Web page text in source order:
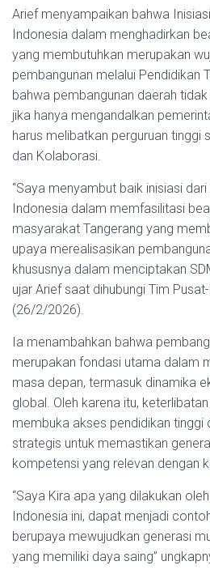
Arief menyampaikan bahwa
Indonesia dalam menghadirkan
yang membutuhkan merupakan
pembangunan melalui Pendidikan
bahwa pembangunan daerah
jika hanya mengandalkan
harus melibatkan perguruan tinggi
dan Kolaborasi.
“Saya menyambut baik inisiasi
Indonesia dalam memfasilitasi
masyarakat Tangerang yang
upaya merealisasikan
khususnya dalam menciptakan
ujar Arief saat dihubungi Tim
(26/2/2026).
Ia menambahkan bahwa
merupakan fondasi utama dalam
masa depan, termasuk dinamika
global. Oleh karena itu,
membuka akses pendidikan tinggi
strategis untuk memastikan
kompetensi yang relevan dengan
“Saya Kira apa yang dilakukan
Indonesia ini, dapat menjadi
berupaya mewujudkan generasi
yang memiliki daya saing”